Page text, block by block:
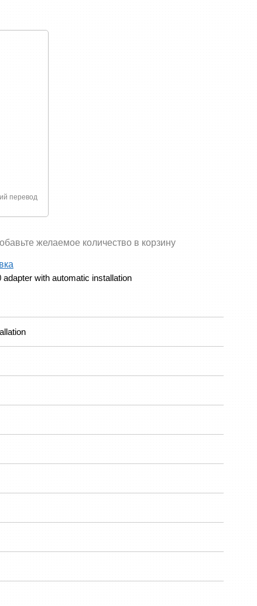
с покупкой или доставкой товаров
перевод
желаемое количество в корзину
with automatic installation